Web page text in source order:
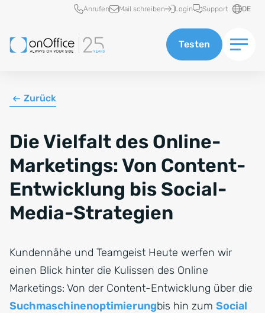
Schnellzugriff
Anrufen Mail schreiben Login Support DE
Testen
Zurück
Die Vielfalt des Online-
Marketings: Von Content-
Entwicklung bis Social-
Media-Strategien
Kundennähe und Teamgeist Heute werfen wir
einen Blick hinter die Kulissen des Online
Marketings: Von der Content-Entwicklung über die
Suchmaschinenoptimierungbis hin zum Social